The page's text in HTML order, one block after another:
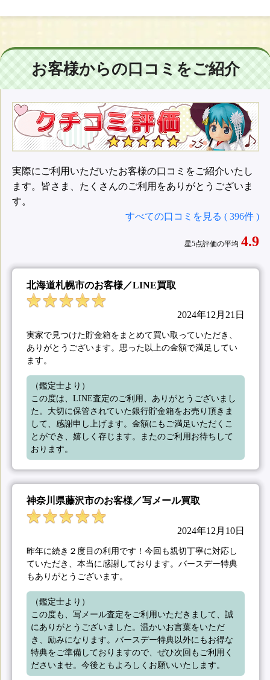
お客様からの口コミをご紹介
実際にご利用いただいたお客様の口コミをご紹介いたし
ます。皆さま、たくさんのご利用をありがとうございま
す。
すべての口コミを見る ( 396件 )
星5点評価の平均 4.9
北海道札幌市のお客様／LINE買取
2024年12月21日
実家で見つけた貯金箱をまとめて買い取っていただき、
ありがとうございます。思った以上の金額で満足してい
ます。
（鑑定士より）
この度は、LINE査定のご利用、ありがとうございまし
た。大切に保管されていた銀行貯金箱をお売り頂きま
して、感謝申し上げます。金額にもご満足いただくこ
とができ、嬉しく存じます。またのご利用お待ちして
おります。
神奈川県藤沢市のお客様／写メール買取
2024年12月10日
昨年に続き２度目の利用です！今回も親切丁寧に対応し
ていただき、本当に感謝しております。バースデー特典
もありがとうございます。
（鑑定士より）
この度も、写メール査定をご利用いただきまして、誠
にありがとうございました。温かいお言葉をいただ
き、励みになります。バースデー特典以外にもお得な
特典をご準備しておりますので、ぜひ次回もご利用く
ださいませ。今後ともよろしくお願いいたします。